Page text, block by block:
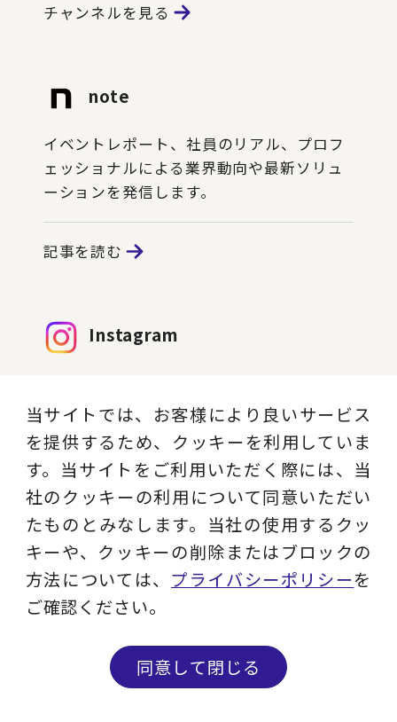
チャンネルを見る
note
イベントレポート、社員のリアル、プロフ
ェッショナルによる業界動向や最新ソリュ
ーションを発信します。
記事を読む
Instagram
語解説、セミナー情報など実務に役立つコ
ンテンツを発信します。
フォローする
Facebook
ニュース・メディア情報からオリジナル動
画、セミナー情報まで幅広いコンテンツをお
届けします。
当サイトでは、お客様により良いサービス
を提供するため、クッキーを利用していま
す。当サイトをご利用いただく際には、当
社のクッキーの利用について同意いただい
たものとみなします。当社の使用するクッ
キーや、クッキーの削除またはブロックの
方法については、 プライバシーポリシーを
ご確認ください。
同意して閉じる